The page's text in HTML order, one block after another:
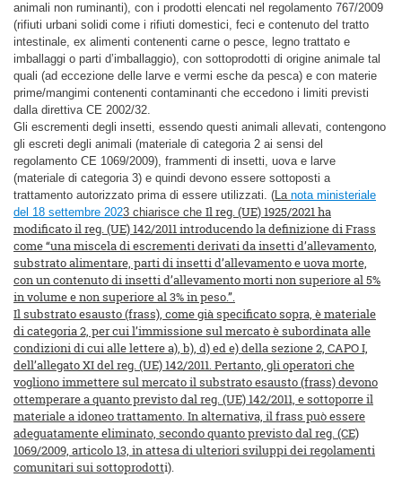
animali non ruminanti), con i prodotti elencati nel regolamento 767/2009
(rifiuti urbani solidi come i rifiuti domestici, feci e contenuto del tratto
intestinale, ex alimenti contenenti carne o pesce, legno trattato e
imballaggi o parti d’imballaggio), con sottoprodotti di origine animale tal
quali (ad eccezione delle larve e vermi esche da pesca) e con materie
prime/mangimi contenenti contaminanti che eccedono i limiti previsti
dalla direttiva CE 2002/32.
Gli escrementi degli insetti, essendo questi animali allevati, contengono
gli escreti degli animali (materiale di categoria 2 ai sensi del
regolamento CE 1069/2009), frammenti di insetti, uova e larve
(materiale di categoria 3) e quindi devono essere sottoposti a
trattamento autorizzato prima di essere utilizzati. (La nota ministeriale
del 18 settembre 2023 chiarisce che Il reg. (UE) 1925/2021 ha
modificato il reg. (UE) 142/2011 introducendo la definizione di Frass
come “una miscela di escrementi derivati da insetti d’allevamento,
substrato alimentare, parti di insetti d’allevamento e uova morte,
con un contenuto di insetti d’allevamento morti non superiore al 5%
in volume e non superiore al 3% in peso.”.
Il substrato esausto (frass), come già specificato sopra, è materiale
di categoria 2, per cui l’immissione sul mercato è subordinata alle
condizioni di cui alle lettere a), b), d) ed e) della sezione 2, CAPO I,
dell’allegato XI del reg. (UE) 142/2011. Pertanto, gli operatori che
vogliono immettere sul mercato il substrato esausto (frass) devono
ottemperare a quanto previsto dal reg. (UE) 142/2011, e sottoporre il
materiale a idoneo trattamento. In alternativa, il frass può essere
adeguatamente eliminato, secondo quanto previsto dal reg. (CE)
1069/2009, articolo 13, in attesa di ulteriori sviluppi dei regolamenti
comunitari sui sottoprodotti).